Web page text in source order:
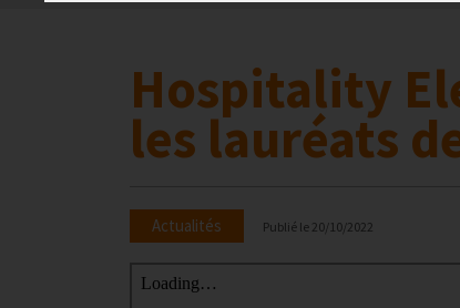
Hospitality
les lauréats
Actualités Publié le 20/10/2022